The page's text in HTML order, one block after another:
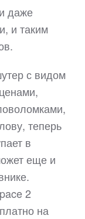
даже
и таким
с видом
теперь
в
еще и
2
на